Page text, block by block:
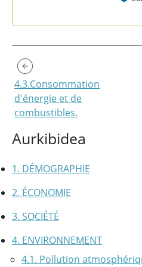
Aurkibidea
1. DÉMOGRAPHIE
2. ÉCONOMIE
3. SOCIÉTÉ
4. ENVIRONNEMENT
4.1. Pollution
4.3.Consommation
d'énergie et de
combustibles.